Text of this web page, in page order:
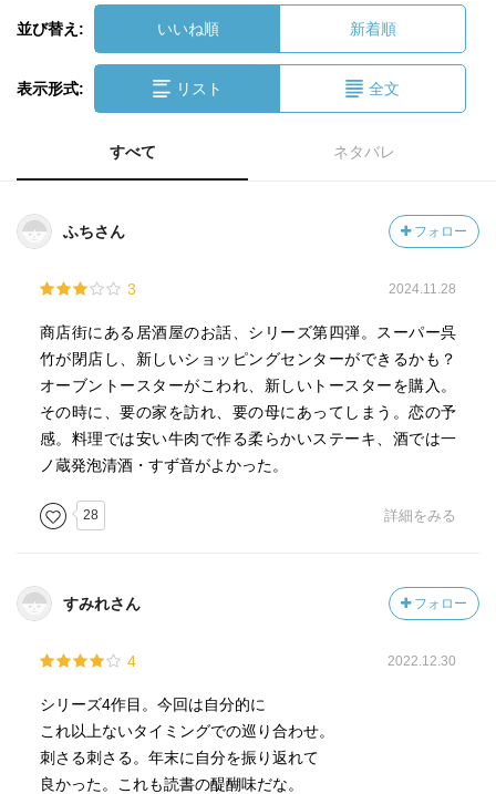
並び替え: いいね順 新着順
表示形式: リスト 全文
すべて ネタバレ
ふちさん フォロー
3 2024.11.28
商店街にある居酒屋のお話、シリーズ第四弾。スーパー呉
竹が閉店し、新しいショッピングセンターができるかも？
オーブントースターがこわれ、新しいトースターを購入。
その時に、要の家を訪れ、要の母にあってしまう。恋の予
感。料理では安い牛肉で作る柔らかいステーキ、酒では一
ノ蔵発泡清酒・すず音がよかった。
28 詳細をみる
すみれさん フォロー
4 2022.12.30
シリーズ4作目。今回は自分的に
これ以上ないタイミングでの巡り合わせ。
刺さる刺さる。年末に自分を振り返れて
良かった。これも読書の醍醐味だな。